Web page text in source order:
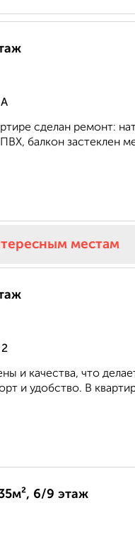
сделан ремонт:
балкон застеклен
местам
и качества, что
и удобство. В
6/9 этаж